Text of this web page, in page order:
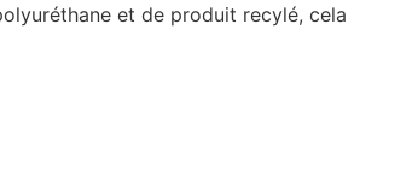
et de produit recylé, cela